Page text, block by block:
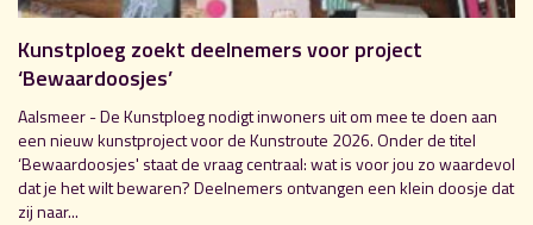
Kunstploeg zoekt deelnemers voor project
‘Bewaardoosjes’
Aalsmeer - De Kunstploeg nodigt inwoners uit om mee te doen aan
een nieuw kunstproject voor de Kunstroute 2026. Onder de titel
‘Bewaardoosjes' staat de vraag centraal: wat is voor jou zo waardevol
dat je het wilt bewaren? Deelnemers ontvangen een klein doosje dat
zij naar...